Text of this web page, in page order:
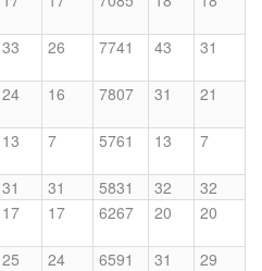
33 26 7741 43 31
24 16 7807 31 21
13 7 5761 13 7
31 31 5831 32
32
17 17 6267 20 20
25 24 6591 31 29